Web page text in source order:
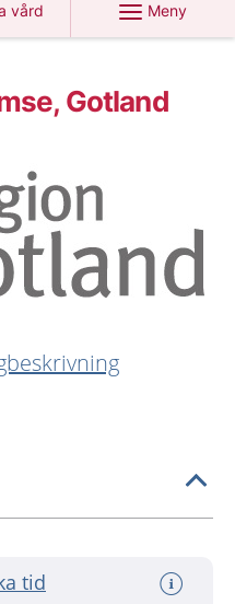
vård
Meny
Gotland
tid